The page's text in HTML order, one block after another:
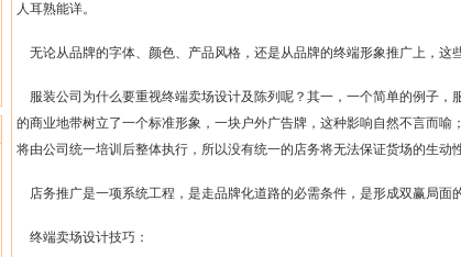
人耳熟能详。
无论从品牌的字体、颜色、产品风格，还是从品牌的终端形象推广上，这
服装公司为什么要重视终端卖场设计及陈列呢？其一，一个简单的例子
的商业地带树立了一个标准形象，一块户外广告牌，这种影响自然不言而喻
将由公司统一培训后整体执行，所以没有统一的店务将无法保证货场的生动性
店务推广是一项系统工程，是走品牌化道路的必需条件，是形成双赢局面
终端卖场设计技巧：